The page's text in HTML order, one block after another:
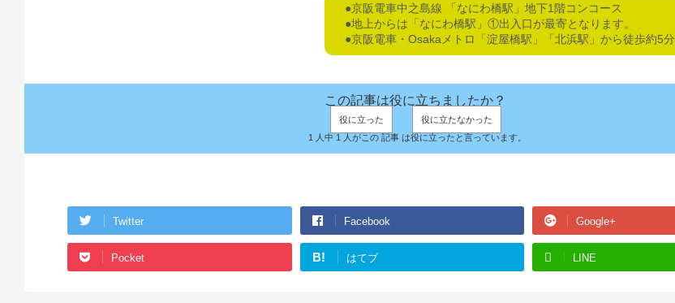
●京阪電車中之島線 「なにわ橋駅」地下1階コンコース
●地上からは「なにわ橋駅」①出入口が最寄となります。
●京阪電車・Osakaメトロ「淀屋橋駅」「北浜駅」から徒歩約5分
この記事は役に立ちましたか？
役に立った
役に立たなかった
1 人中 1 人がこの 記事 は役に立ったと言っています。
Twitter Facebook Google+
Pocket B! はてブ LINE